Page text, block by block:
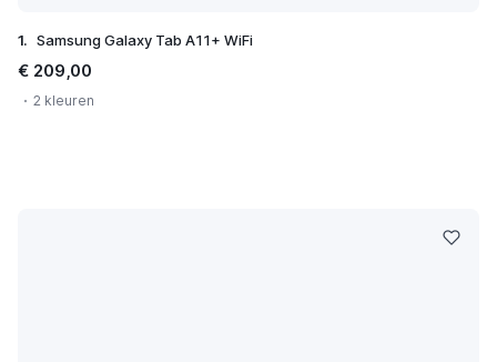
1. Samsung Galaxy Tab A11+ WiFi
€ 209,00
2 kleuren